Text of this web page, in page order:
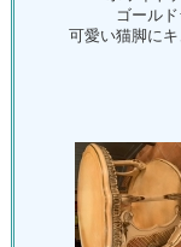
ゴールド
可愛い猫脚に